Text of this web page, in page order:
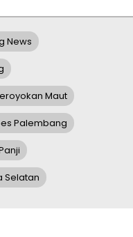
News
Maut
Palembang
Selatan